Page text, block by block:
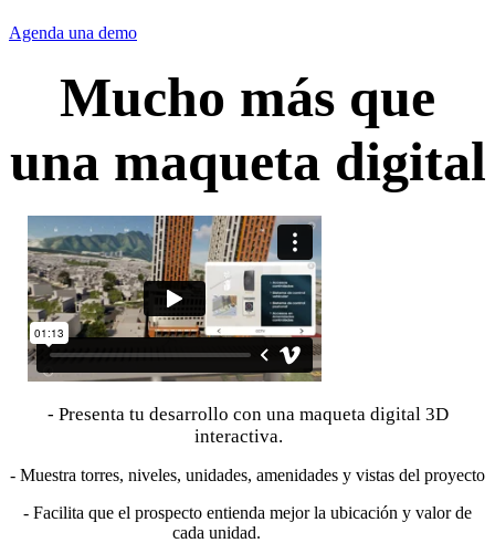
Agenda una demo
Mucho más que
una ma​queta digital
- Presenta tu desarrollo con una maqueta digital 3D
interactiva.
- Muestra torres, niveles, unidades, amenidades y vistas del proyecto
- Facilita que el prospecto entienda mejor la ubicación y valor de
cada unidad.